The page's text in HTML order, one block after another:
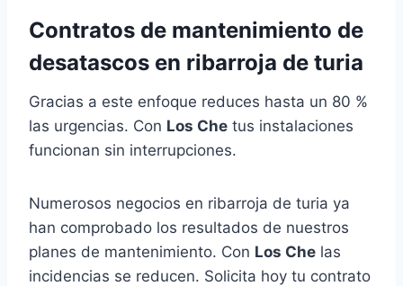
Contratos de mantenimiento de
desatascos en ribarroja de turia
Gracias a este enfoque reduces hasta un 80 %
las urgencias. Con Los Che tus instalaciones
funcionan sin interrupciones.
Numerosos negocios en ribarroja de turia ya
han comprobado los resultados de nuestros
planes de mantenimiento. Con Los Che las
incidencias se reducen. Solicita hoy tu contrato